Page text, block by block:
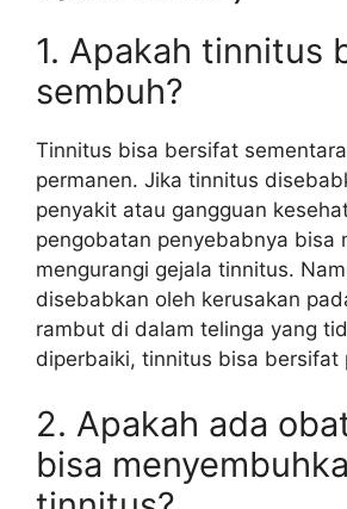
1. Apakah tinnitus
sembuh?
Tinnitus bisa bersifat
permanen. Jika tinnitus
penyakit atau gangguan
pengobatan penyebabnya bisa
mengurangi gejala tinnitus.
disebabkan oleh kerusakan
rambut di dalam telinga yang
diperbaiki, tinnitus bisa bersifat
2. Apakah ada
bisa